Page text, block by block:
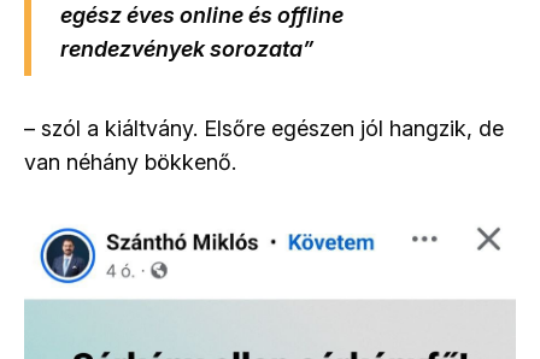
egész éves online és offline
rendezvények sorozata”
– szól a kiáltvány. Elsőre egészen jól hangzik, de
van néhány bökkenő.